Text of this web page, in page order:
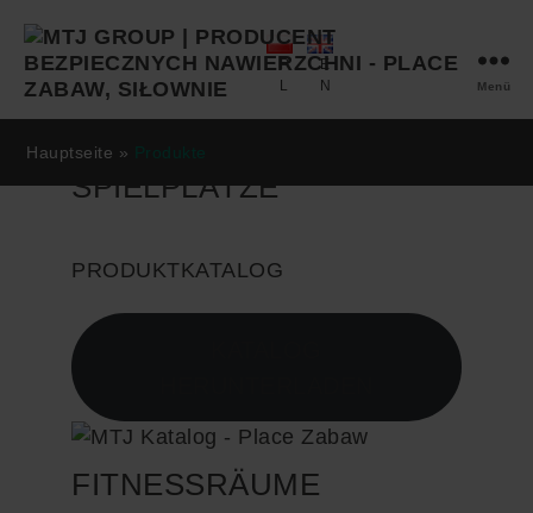
P
L
E
N
Menü
Hauptseite »
SPIELPLÄTZE
PRODUKTKATALOG
FITNESSRÄUME